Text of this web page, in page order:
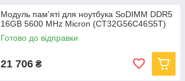
Модуль пам'яті для ноутбука SoDIMM DDR5
16GB 5600 MHz Micron (CT32G56C46S5T)
Готово до відправки
21 706 ₴